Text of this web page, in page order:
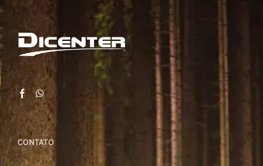
CONTATO